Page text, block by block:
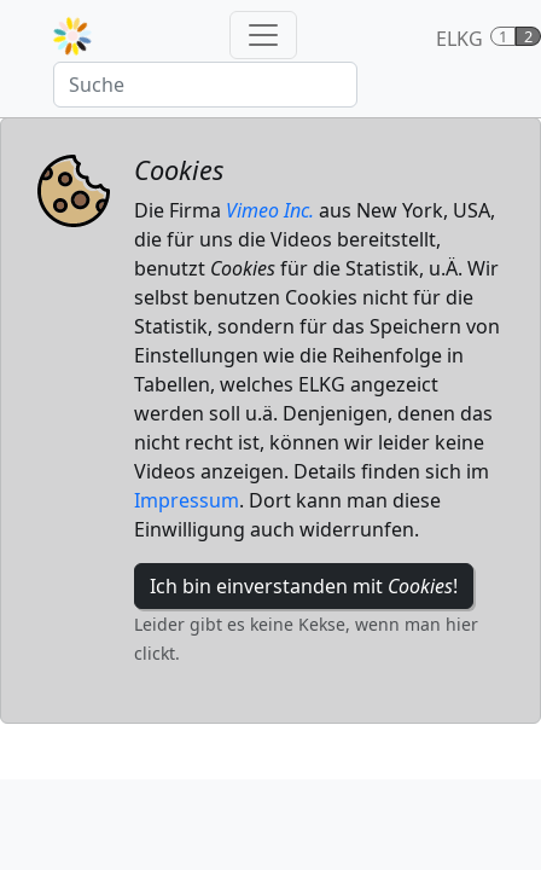
ELKG 1 2
Cookies
Die Firma Vimeo Inc. aus New York, USA,
die für uns die Videos bereitstellt,
benutzt Cookiesfür die Statistik, u.Ä. Wir
selbst benutzen Cookies nicht für die
Statistik, sondern für das Speichern von
Einstellungen wie die Reihenfolge in
Tabellen, welches ELKG angezeict
werden soll u.ä. Denjenigen, denen das
nicht recht ist, können wir leider keine
Videos anzeigen. Details finden sich im
Impressum. Dort kann man diese
Einwilligung auch widerrunfen.
Ich bin einverstanden mit Cookies!
Leider gibt es keine Kekse, wenn man hier
clickt.